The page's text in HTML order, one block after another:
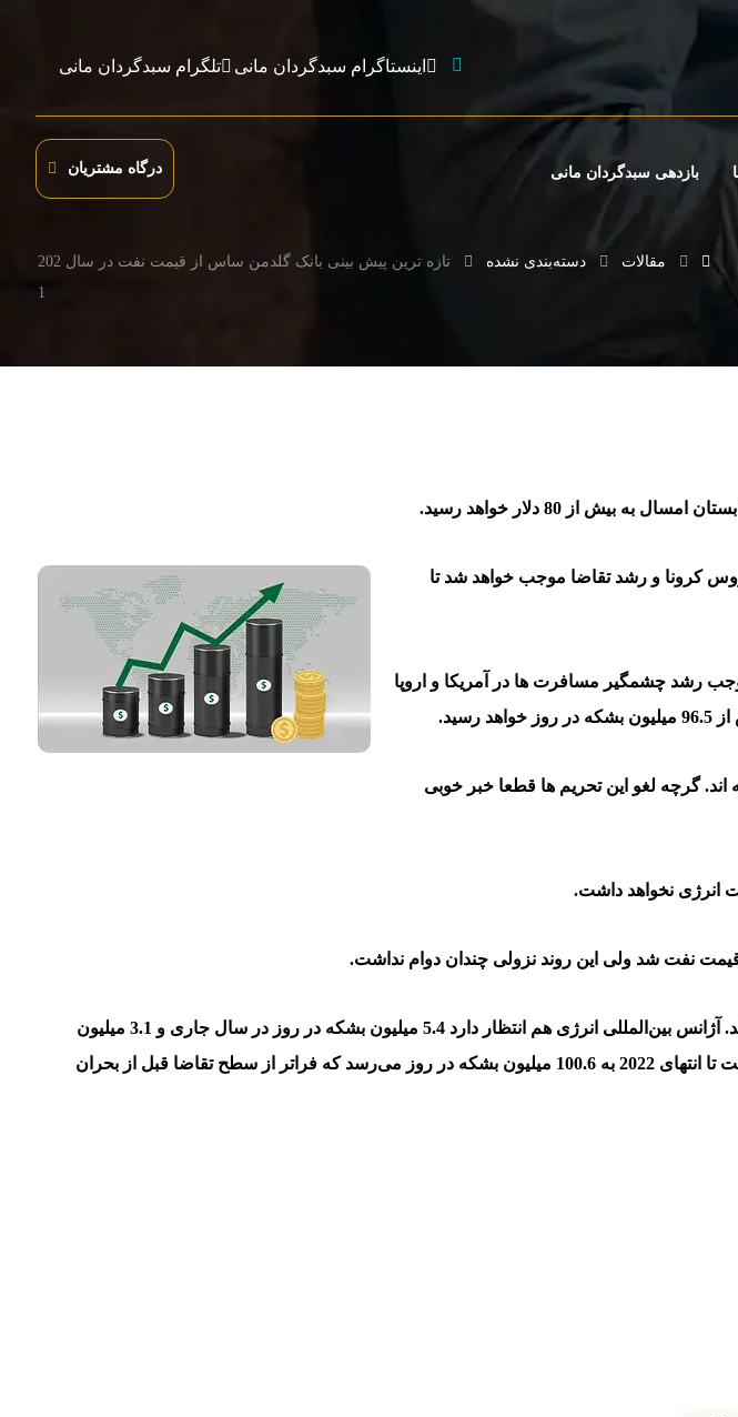
اینستاگرام سبدگردان مانی تلگرام سبدگردان مانی
بازدهی سبدگردان مانی درگاه مشتریان
مقالات دسته‌بندی نشده
تازه ترین پیش بینی بانک گلدمن ساس از قیمت نفت در سال 202
1
از 80 دلار خواهد رسید.
کرونا و رشد تقاضا موجب خواهد شد تا
رشد چشمگیر مسافرت ها در آمریکا و اروپا
اند. گرچه لغو این تحریم ها قطعا خبر خوبی
انرژی نخواهد داشت.
نفت شد ولی این روند نزولی چندان دوام نداشت.
اوپک اعلام کرده انتظار دارد تقاضای نفت شش میلیون بشکه در روز در سال جاری میلادی افزایش یابد. آژانس بین‌المللی انرژی هم انتظار دارد 5.4 میلیون بشکه در روز در سال جاری و 3.1 میلیون
بشکه در روز در سال آینده میلادی به تقاضای جهانی نفت اضافه شود. این آژانس اعلام کرد تقاضای نفت تا انتهای 2022 به 100.6 میلیون بشکه در روز می‌رسد که فراتر از سطح تقاضا قبل از بحران